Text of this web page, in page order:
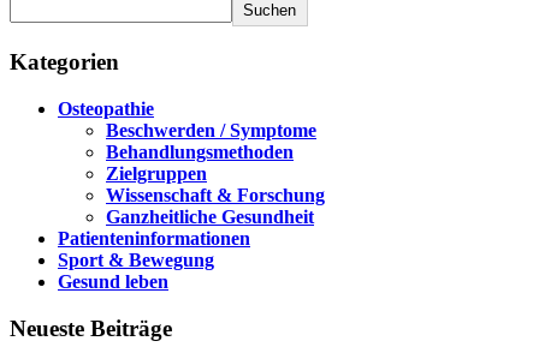
Suchen
Kategorien
Osteopathie
Beschwerden / Symptome
Behandlungsmethoden
Zielgruppen
Wissenschaft & Forschung
Ganzheitliche Gesundheit
Patienteninformationen
Sport & Bewegung
Gesund leben
Neueste Beiträge